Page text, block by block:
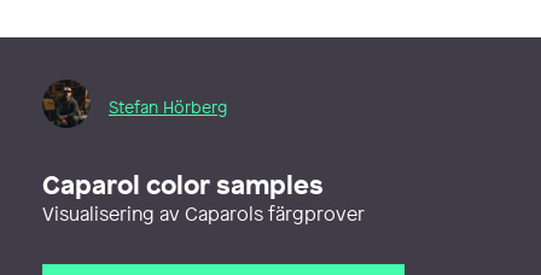
Stefan Hörberg
Caparol color samples
Visualisering av Caparols färgprover